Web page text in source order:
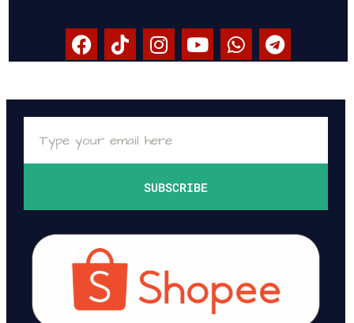
SUBSCRIBE